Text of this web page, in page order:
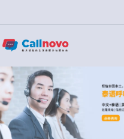
过
容